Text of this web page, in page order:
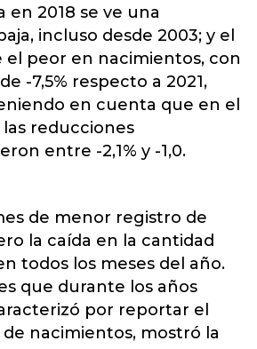
en 2018 se ve una
incluso desde 2003; y el
el peor en nacimientos, con
-7,5% respecto a 2021,
en cuenta que en el
reducciones
entre -2,1% y -1,0.
de menor registro de
la caída en la cantidad
todos los meses del año.
que durante los años
por reportar el
nacimientos, mostró la